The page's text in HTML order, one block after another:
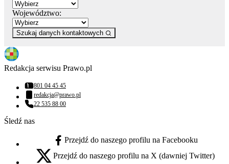
Województwo:
Szukaj danych kontaktowych
Redakcja serwisu Prawo.pl
Numer telefonu:
801 04 45 45
Adres email:
redakcja@prawo.pl
Numer telefonu:
22 535 88 00
Śledź nas
facebook - otwiera się w nowej karcie
Przejdź do naszego profilu na Facebooku
x - otwiera się w nowej karcie
Przejdź do naszego profilu na X (dawniej Twitter)